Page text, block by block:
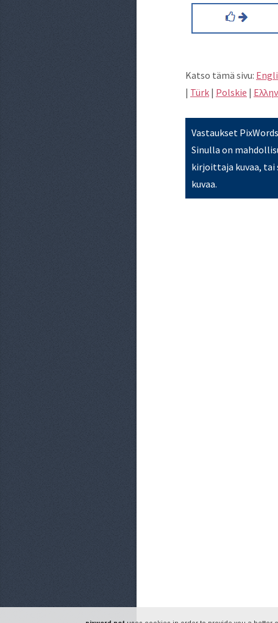
Katso tämä sivu:
| Türk | Polskie |
Vastaukset
Sinulla on
kirjoittaja kuvaa,
kuvaa.